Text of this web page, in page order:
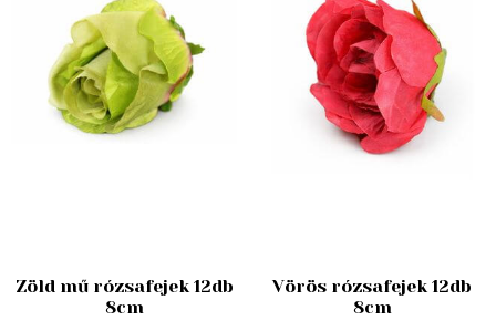
Zöld mű rózsafejek 12db
8cm
Vörös rózsafejek 12db
8cm